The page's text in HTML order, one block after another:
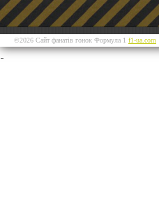
©2026 Сайт фанатів гонок Формула 1 f1-ua.com